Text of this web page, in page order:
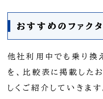
おすすめのファク
他社利用中でも乗り換
を、比較表に掲載した
しくご紹介していきま